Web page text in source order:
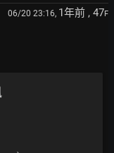
06/20 23:16, 1年前 , 47F